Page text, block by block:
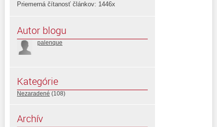
Priemerná čítanosť článkov: 1446x
Autor blogu
palenque
Kategórie
Nezaradené (108)
Archív